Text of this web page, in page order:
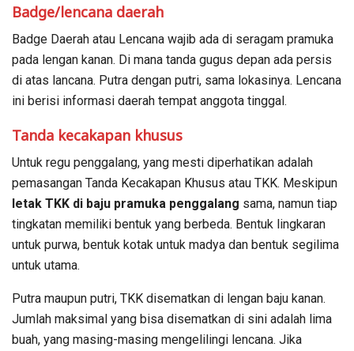
Badge/lencana daerah
Badge Daerah atau Lencana wajib ada di seragam pramuka
pada lengan kanan. Di mana tanda gugus depan ada persis
di atas lancana. Putra dengan putri, sama lokasinya. Lencana
ini berisi informasi daerah tempat anggota tinggal.
Tanda kecakapan khusus
Untuk regu penggalang, yang mesti diperhatikan adalah
pemasangan Tanda Kecakapan Khusus atau TKK. Meskipun
letak TKK di baju pramuka penggalang sama, namun tiap
tingkatan memiliki bentuk yang berbeda. Bentuk lingkaran
untuk purwa, bentuk kotak untuk madya dan bentuk segilima
untuk utama.
Putra maupun putri, TKK disematkan di lengan baju kanan.
Jumlah maksimal yang bisa disematkan di sini adalah lima
buah, yang masing-masing mengelilingi lencana. Jika